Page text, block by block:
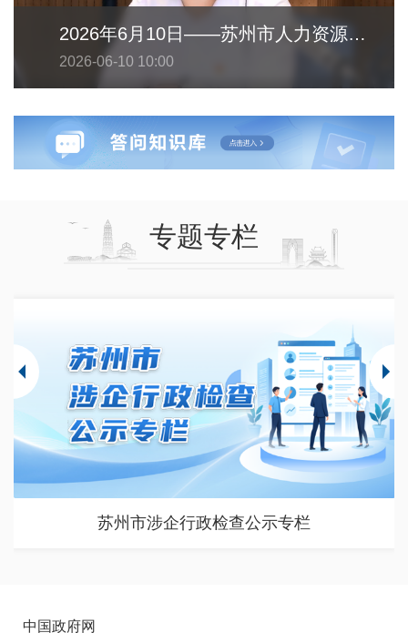
2026年6月10日——苏州市人力资源和社会保障局
2026-06-10 10:00
专题专栏
苏州市涉企行政检查公示专栏
中国政府网